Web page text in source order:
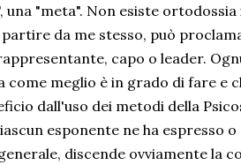
una "meta". Non esiste
partire da me stesso, può
capo o leader.
come meglio è in grado di fare e
dall'uso dei metodi della
esponente ne ha espresso
discende ovviamente la